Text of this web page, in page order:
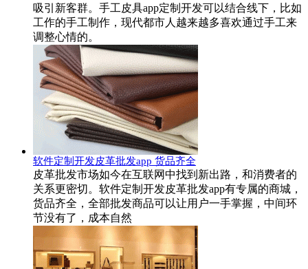
吸引新客群。手工皮具app定制开发可以结合线下，比如
工作的手工制作，现代都市人越来越多喜欢通过手工来
调整心情的。
软件定制开发皮革批发app 货品齐全
皮革批发市场如今在互联网中找到新出路，和消费者的
关系更密切。软件定制开发皮革批发app有专属的商城，
货品齐全，全部批发商品可以让用户一手掌握，中间环
节没有了，成本自然